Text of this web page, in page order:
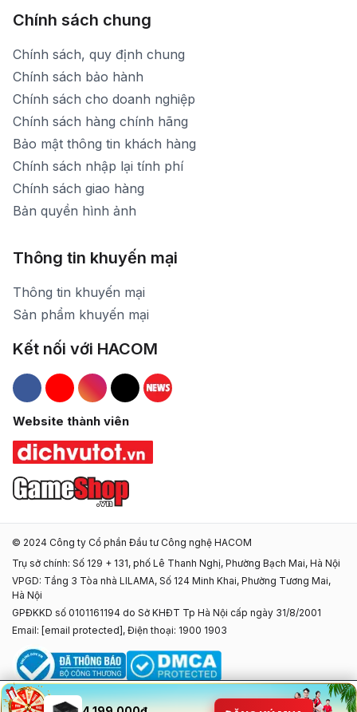
Chính sách chung
Chính sách, quy định chung
Chính sách bảo hành
Chính sách cho doanh nghiệp
Chính sách hàng chính hãng
Bảo mật thông tin khách hàng
Chính sách nhập lại tính phí
Chính sách giao hàng
Bản quyền hình ảnh
Thông tin khuyến mại
Thông tin khuyến mại
Sản phẩm khuyến mại
Kết nối với HACOM
Hacom Facebook
Hacom YouTube
Hacom Instagram
Hacom TikTok
Website thành viên
© 2024 Công ty Cổ phần Đầu tư Công nghệ HACOM
Trụ sở chính: Số 129 + 131, phố Lê Thanh Nghị, Phường Bạch Mai, Hà Nội
VPGD: Tầng 3 Tòa nhà LILAMA, Số 124 Minh Khai, Phường Tương Mai,
Hà Nội
GPĐKKD số 0101161194 do Sở KHĐT Tp Hà Nội cấp ngày 31/8/2001
Email: [email protected] , Điện thoại: 1900 1903